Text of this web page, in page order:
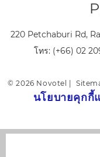
220 Petchaburi Rd,
โทร: (+66) 02
© 2026 Novotel |
นโยบายคุกกี้